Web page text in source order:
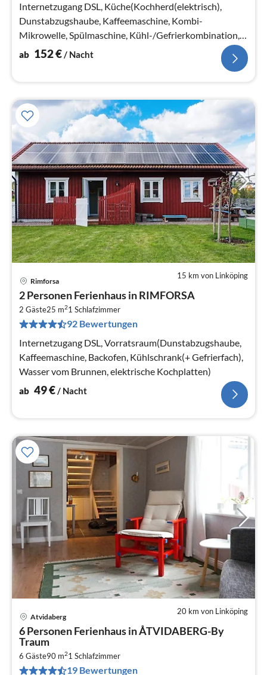
Internetzugang DSL, Küche(Kochherd(elektrisch),
Dunstabzugshaube, Kaffeemaschine, Kombi-
Mikrowelle, Spülmaschine, Kühl-/Gefrierkombination,
Wasser vom Brunnen)
ab 152€/ Nacht
15 km von Linköping
Rimforsa
2 Personen Ferienhaus in RIMFORSA
2 Gäste25 m21 Schlafzimmer
92 Bewertungen
Internetzugang DSL, Vorratsraum(Dunstabzugshaube,
Kaffeemaschine, Backofen, Kühlschrank(+ Gefrierfach),
Wasser vom Brunnen, elektrische Kochplatten)
ab 49€ / Nacht
20 km von Linköping
Atvidaberg
6 Personen Ferienhaus in ÅTVIDABERG-By
Traum
6 Gäste90 m21 Schlafzimmer
19 Bewertungen